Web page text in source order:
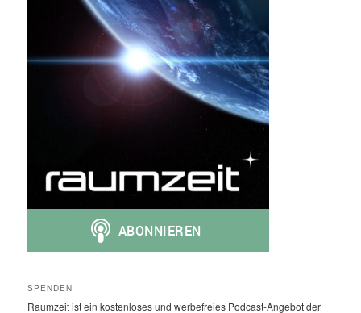
SPENDEN
Raumzeit ist ein kostenloses und werbefreies Podcast-Angebot der